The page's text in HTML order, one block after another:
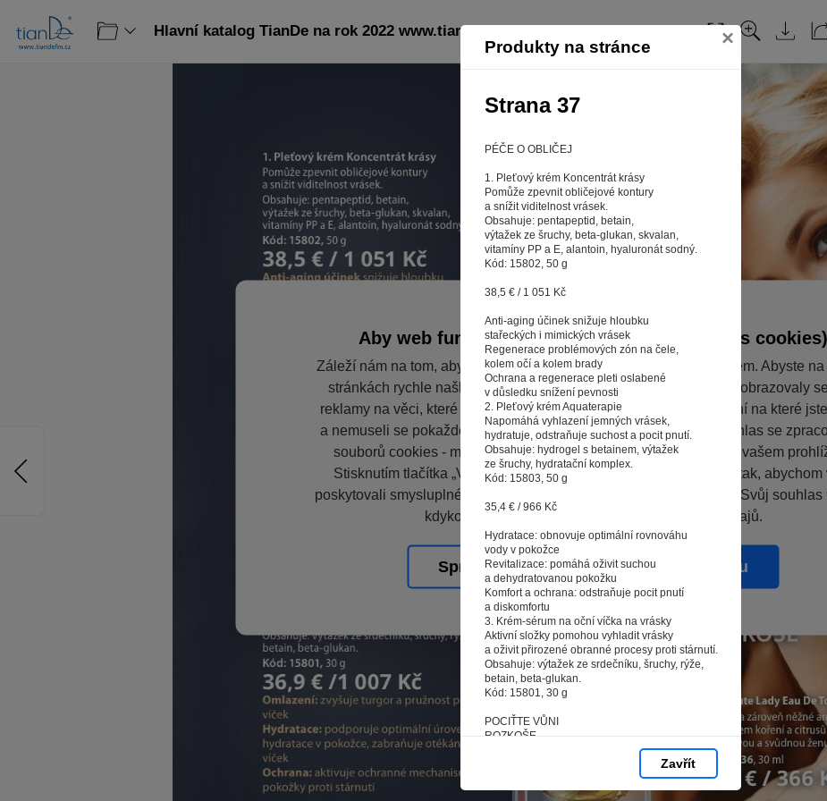
Produkty na stránce ×
Strana 37
PÉČE O OBLIČEJ
1. Pleťový krém Koncentrát krásy
Pomůže zpevnit obličejové kontury
a snížit viditelnost vrásek.
Obsahuje: pentapeptid, betain,
výtažek ze šruchy, beta-glukan, skvalan,
vitamíny РР a Е, alantoin, hyaluronát sodný.
Kód: 15802, 50 g
38,5 € / 1 051 Kč
Anti-aging účinek snižuje hloubku
stařeckých i mimických vrásek
Regenerace problémových zón na čele,
kolem očí a kolem brady
Ochrana a regenerace pleti oslabené
v důsledku snížení pevnosti
2. Pleťový krém Aquaterapie
Napomáhá vyhlazení jemných vrásek,
hydratuje, odstraňuje suchost a pocit pnutí.
Obsahuje: hydrogel s betainem, výtažek
ze šruchy, hydratační komplex.
Kód: 15803, 50 g
35,4 € / 966 Kč
Hydratace: obnovuje optimální rovnováhu
vody v pokožce
Revitalizace: pomáhá oživit suchou
a dehydratovanou pokožku
Komfort a ochrana: odstraňuje pocit pnutí
a diskomfortu
3. Krém-sérum na oční víčka na vrásky
Aktivní složky pomohou vyhladit vrásky
a oživit přirozené obranné procesy proti stárnutí.
Obsahuje: výtažek ze srdečníku, šruchy, rýže,
betain, beta-glukan.
Kód: 15801, 30 g
POCIŤTE VŮNI
ROZKOŠE
Omlazení: zvyšuje turgor a pružnost pleti
Zavřít
Hlavní katalog TianDe na rok 2022 www.tiandefm.cz: strana 37
Aby web fungoval tak, jak ho znáte (souhlas s cookies)
Záleží nám na tom, aby pro vás nakupování bylo co nejlepší zážitkem. Abyste
stránkách rychle našli to, co hledáte, ušetřili spoustu klikání a nezobrazovaly
reklamy na věci, které vás nezajímají. Abyste web viděli v zobrazení na které
a nemuseli se pokaždé přihlašovat. Proto od vás potřebujeme souhlas se
souborů cookies - malých souborů, které se dočasně ukládají ve vašem
Stisknutím tlačítka „V pořádku“ souhlasíte s nastavením cookies tak, abychom
poskytovali smysluplné a užitečné služby na základě vašich údajů. Svůj souhlas
kdykoli změnit na stránce zpracování osobních údajů.
Spravovat cookies V pořádku